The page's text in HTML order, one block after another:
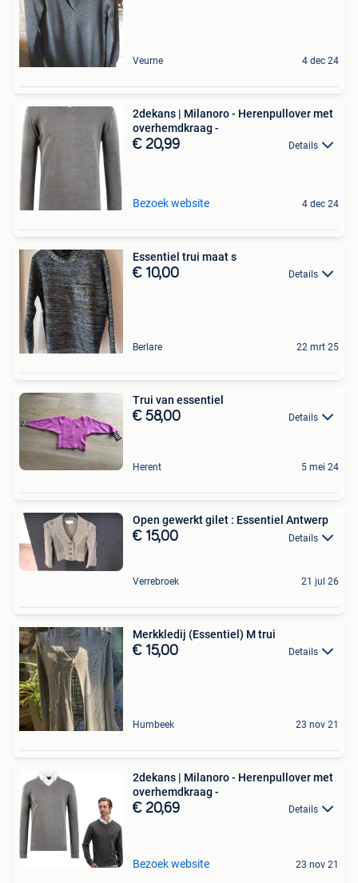
Veurne 4 dec 24
2dekans | Milanoro - Herenpullover met
overhemdkraag -
€ 20,99 Details
Bezoek website 4 dec 24
Essentiel trui maat s
€ 10,00 Details
Berlare 22 mrt 25
Trui van essentiel
€ 58,00 Details
Herent 5 mei 24
Open gewerkt gilet : Essentiel Antwerp
€ 15,00 Details
Verrebroek 21 jul 26
Merkkledij (Essentiel) M trui
€ 15,00 Details
Humbeek 23 nov 21
2dekans | Milanoro - Herenpullover met
overhemdkraag -
€ 20,69 Details
Bezoek website 23 nov 21